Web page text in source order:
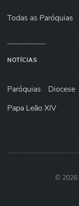
Todas as Paróquias
NOTÍCIAS
Paróquias Diocese
Papa Leão XIV
© 2026